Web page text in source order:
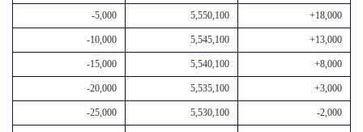
-5,000 5,550,100 +18,000
-10,000 5,545,100 +13,000
-15,000 5,540,100 +8,000
-20,000 5,535,100 +3,000
-25,000 5,530,100 -2,000